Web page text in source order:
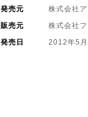
発売元
株式会社
販売元
株式会社
発売日
2012年5